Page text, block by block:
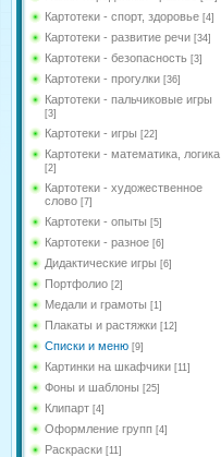
Картотеки - спорт, здоровье [4]
Картотеки - развитие речи [34]
Картотеки - безопасность [3]
Картотеки - прогулки [36]
Картотеки - пальчиковые игры
[3]
Картотеки - игры [22]
Картотеки - математика, логика
[2]
Картотеки - художественное
слово [7]
Картотеки - опыты [5]
Картотеки - разное [6]
Дидактические игры [6]
Портфолио [2]
Медали и грамоты [1]
Плакаты и растяжки [12]
Списки и меню [9]
Картинки на шкафчики [11]
Фоны и шаблоны [25]
Клипарт [4]
Оформление групп [4]
Раскраски [11]